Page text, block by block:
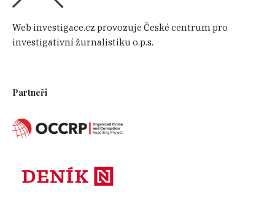
Web investigace.cz provozuje České centrum pro
investigativní žurnalistiku o.p.s.
Partneři